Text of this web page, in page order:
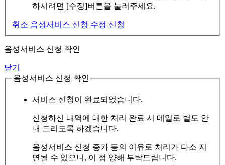
하시려면 [수정]버튼을 눌러주세요.
취소 음성서비스 신청 수정 신청
음성서비스 신청 확인
닫기
음성서비스 신청 확인
서비스 신청이 완료되었습니다.
신청하신 내역에 대한 처리 완료 시 메일로 별도 안
내 드리도록 하겠습니다.
음성서비스 신청 증가 등의 이유로 처리가 다소 지
연될 수 있으니, 이 점 양해 부탁드립니다.